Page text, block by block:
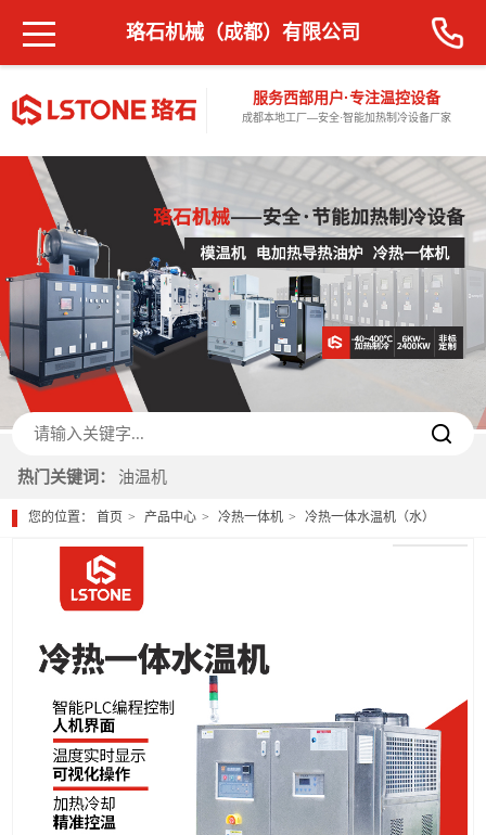
服务西部用户·专注温控设备
成都本地工厂—安全·智能加热制冷设备厂家
珞石机械（成都）有限公司
热门关键词： 油温机
您的位置：首页 产品中心 冷热一体机 冷热一体水温机（水）